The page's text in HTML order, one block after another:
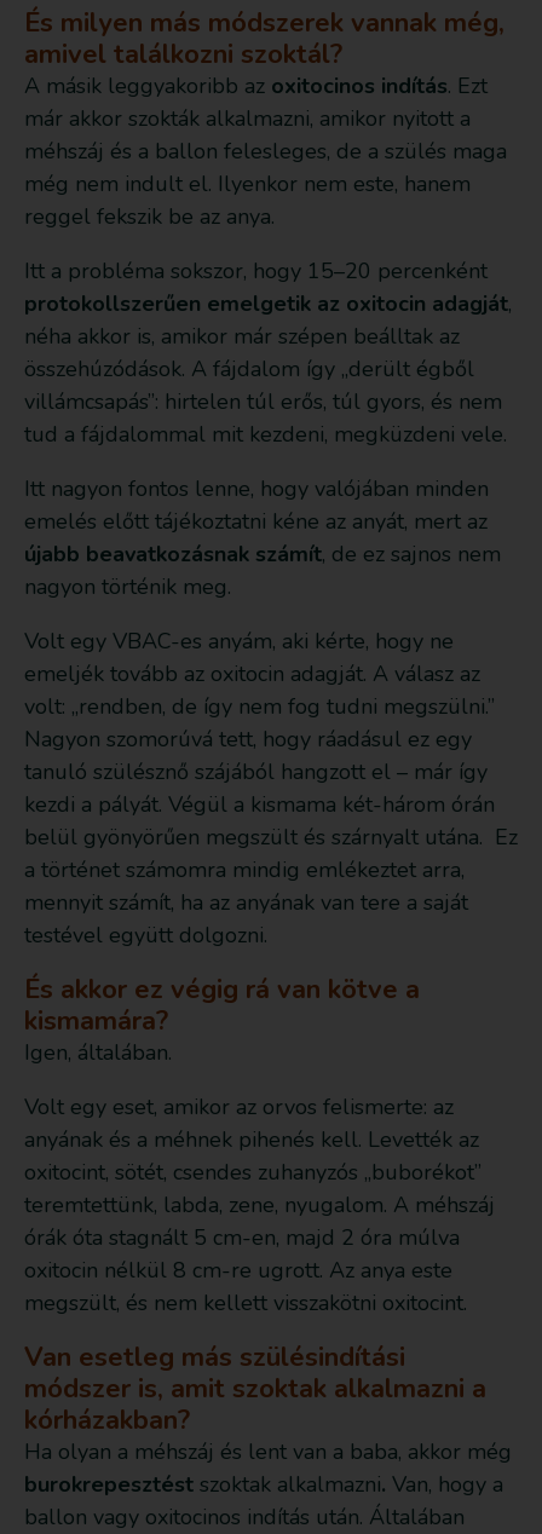
És milyen más módszerek vannak még,
amivel találkozni szoktál?
A másik leggyakoribb az oxitocinos indítás. Ezt
már akkor szokták alkalmazni, amikor nyitott a
méhszáj és a ballon felesleges, de a szülés maga
még nem indult el. Ilyenkor nem este, hanem
reggel fekszik be az anya.
Itt a probléma sokszor, hogy 15–20 percenként
protokollszerűen emelgetik az oxitocin adagját,
néha akkor is, amikor már szépen beálltak az
összehúzódások. A fájdalom így „derült égből
villámcsapás”: hirtelen túl erős, túl gyors, és nem
tud a fájdalommal mit kezdeni, megküzdeni vele.
Itt nagyon fontos lenne, hogy valójában minden
emelés előtt tájékoztatni kéne az anyát, mert az
újabb beavatkozásnak számít, de ez sajnos nem
nagyon történik meg.
Volt egy VBAC-es anyám, aki kérte, hogy ne
emeljék tovább az oxitocin adagját. A válasz az
volt: „rendben, de így nem fog tudni megszülni.”
Nagyon szomorúvá tett, hogy ráadásul ez egy
tanuló szülésznő szájából hangzott el – már így
kezdi a pályát. Végül a kismama két-három órán
belül gyönyörűen megszült és szárnyalt utána. Ez
a történet számomra mindig emlékeztet arra,
mennyit számít, ha az anyának van tere a saját
testével együtt dolgozni.
És akkor ez végig rá van kötve a
kismamára?
Igen, általában.
Volt egy eset, amikor az orvos felismerte: az
anyának és a méhnek pihenés kell. Levették az
oxitocint, sötét, csendes zuhanyzós „buborékot”
teremtettünk, labda, zene, nyugalom. A méhszáj
órák óta stagnált 5 cm-en, majd 2 óra múlva
oxitocin nélkül 8 cm-re ugrott. Az anya este
megszült, és nem kellett visszakötni oxitocint.
Van esetleg más szülésindítási
módszer is, amit szoktak alkalmazni a
kórházakban?
Ha olyan a méhszáj és lent van a baba, akkor még
burokrepesztést szoktak alkalmazni. Van, hogy a
ballon vagy oxitocinos indítás után. Általában